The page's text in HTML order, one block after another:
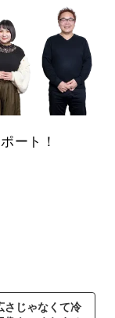
ート！
さじゃなくて冷